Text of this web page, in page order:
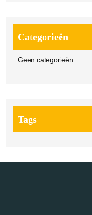
Categorieën
Geen categorieën
Tags